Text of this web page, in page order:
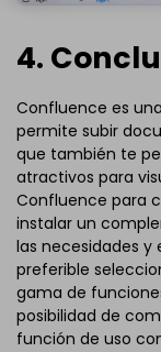
4.
Confluence es
permite subir
que también te
atractivos para
Confluence para
instalar un
las necesidades y
preferible
gama de
posibilidad de
función de uso